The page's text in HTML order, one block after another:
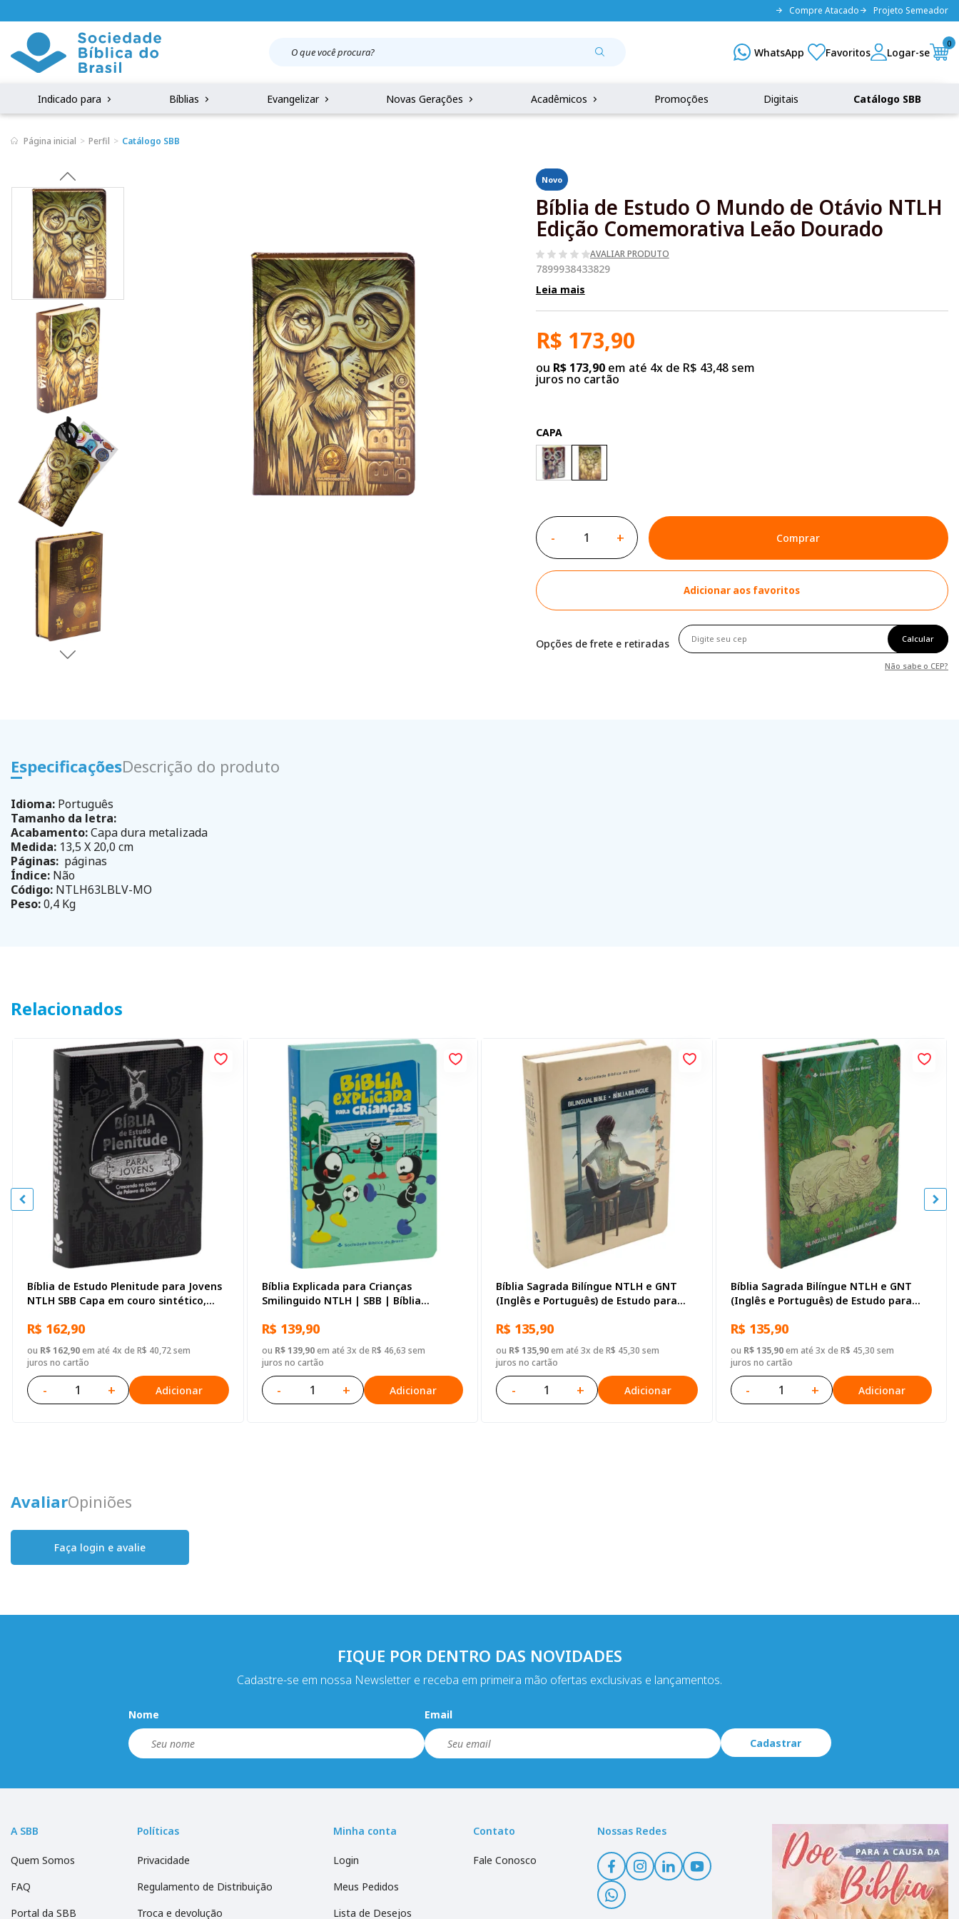
Compre Atacado Projeto Semeador
0
Indicado para Bíblias Evangelizar Novas Gerações Acadêmicos Promoções Digitais Catálogo SBB
Página inicial Perfil Catálogo SBB
Novo
Bíblia de Estudo O Mundo de Otávio NTLH
Edição Comemorativa Leão Dourado
AVALIAR PRODUTO
7899938433829
Leia mais
R$ 173,90
ou R$ 173,90em até 4x de R$ 43,48 sem
juros no cartão
CAPA
- + Comprar
Adicionar aos favoritos
Opções de frete e retiradas Calcular
Não sabe o CEP?
EspecificaçõesDescrição do produto
Idioma: Português
Tamanho da letra:
Acabamento:Capa dura metalizada
Medida: 13,5 X 20,0 cm
Páginas: páginas
Índice: Não
Código: NTLH63LBLV-MO
Peso:0,4 Kg
Relacionados
Bíblia de Estudo Plenitude para Jovens
NTLH SBB Capa em couro sintético,
R$ 162,90
ou R$ 162,90em até 4x de R$ 40,72 sem
juros no cartão
- + Adicionar
Bíblia Explicada para Crianças
Smilinguido NTLH | SBB | Bíblia
ilustrada, futebol
R$ 139,90
ou R$ 139,90em até 3x de R$ 46,63 sem
juros no cartão
- + Adicionar
Bíblia Sagrada Bilíngue NTLH e GNT
(Inglês e Português) de Estudo para
Capa Dura Ilustrada: Cinza
R$ 135,90
ou R$ 135,90em até 3x de R$ 45,30 sem
juros no cartão
- + Adicionar
Bíblia Sagrada Bilíngue NTLH e GNT
(Inglês e Português) de Estudo para
Capa Dura Ilustrada: Verde-escura
R$ 135,90
ou R$ 135,90em até 3x de R$ 45,30 sem
juros no cartão
- + Adicionar
AvaliarOpiniões
Faça login e avalie
FIQUE POR DENTRO DAS NOVIDADES
Cadastre-se em nossa Newsletter e receba em primeira mão ofertas exclusivas e lançamentos.
Nome Email
Cadastrar
A SBB
Quem Somos
FAQ
Portal da SBB
Políticas
Privacidade
Regulamento de Distribuição
Troca e devolução
Minha conta
Login
Meus Pedidos
Lista de Desejos
Contato
Fale Conosco
Nossas Redes